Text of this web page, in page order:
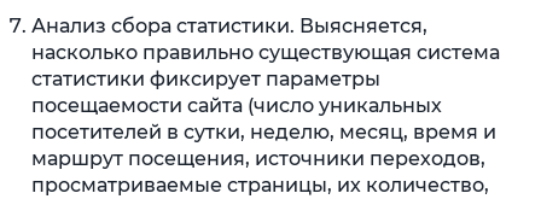
Анализ сбора статистики. Выясняется,
насколько правильно существующая система
статистики фиксирует параметры
посещаемости сайта (число уникальных
посетителей в сутки, неделю, месяц, время и
маршрут посещения, источники переходов,
просматриваемые страницы, их количество,